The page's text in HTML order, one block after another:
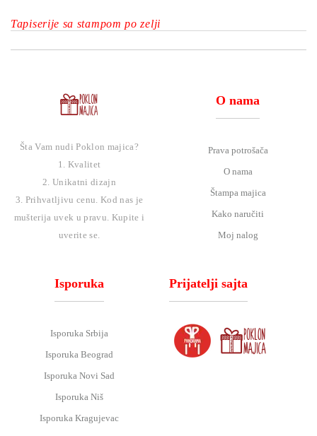
Tapiserije sa stampom po zelji
Šta Vam nudi Poklon majica?
1. Kvalitet
2. Unikatni dizajn
3. Prihvatljivu cenu. Kod nas je
mušterija uvek u pravu. Kupite i
uverite se.
O nama
Prava potrošača
O nama
Štampa majica
Kako naručiti
Moj nalog
Isporuka
Isporuka Srbija
Isporuka Beograd
Isporuka Novi Sad
Isporuka Niš
Isporuka Kragujevac
Prijatelji sajta